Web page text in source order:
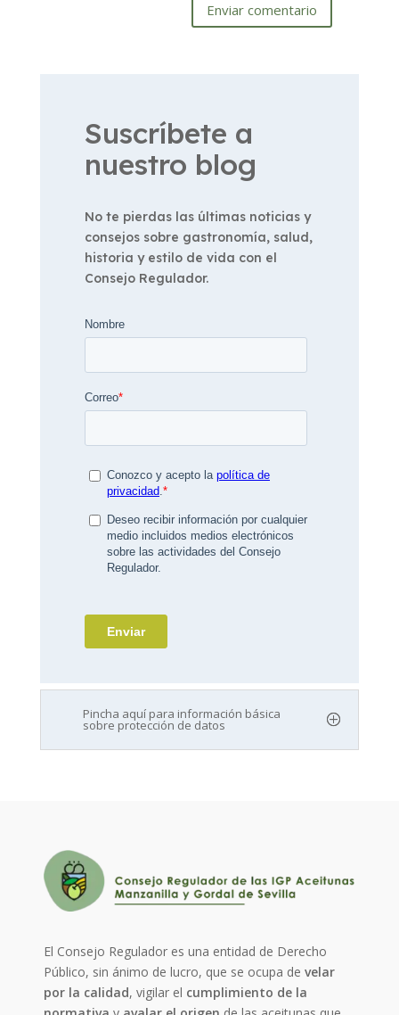
Enviar comentario
Suscríbete a
nuestro blog
No te pierdas las últimas noticias y
consejos sobre gastronomía, salud,
historia y estilo de vida con el
Consejo Regulador.
Pincha aquí para información básica
sobre protección de datos
El Consejo Regulador es una entidad de Derecho
Público, sin ánimo de lucro, que se ocupa develar
por la calidad, vigilar el cumplimiento de la